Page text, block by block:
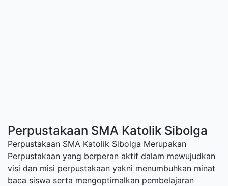
Perpustakaan SMA Katolik Sibolga
Perpustakaan SMA Katolik Sibolga Merupakan
Perpustakaan yang berperan aktif dalam mewujudkan
visi dan misi perpustakaan yakni menumbuhkan minat
baca siswa serta mengoptimalkan pembelajaran